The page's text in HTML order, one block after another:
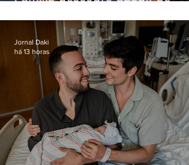
enquanto aguardava segundo
voo
Jornal Daki
há 13 horas